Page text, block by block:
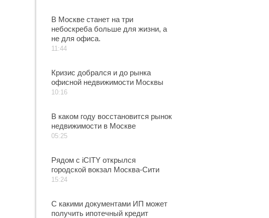
В Москве станет на три
небоскреба больше для жизни, а
не для офиса.
11:44
Кризис добрался и до рынка
офисной недвижимости Москвы
10:16
В каком году восстановится рынок
недвижимости в Москве
05:25
Рядом с iCITY открылся
городской вокзал Москва-Сити
15:24
С какими документами ИП может
получить ипотечный кредит